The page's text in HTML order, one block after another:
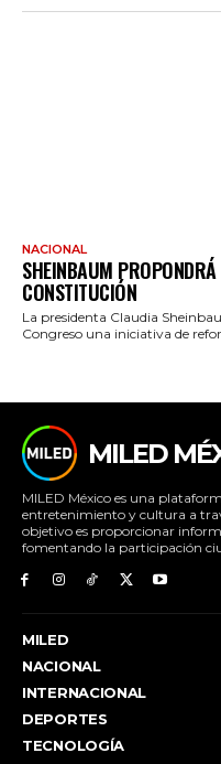
NACIONAL
SHEINBAUM
CONSTITUCIÓN
La presidenta Claudia
Congreso una iniciativa de
MILED
MILED México es una
entretenimiento y cultura a
objetivo es proporcionar
fomentando la participación
MILED
NACIONAL
INTERNACIONAL
DEPORTES
TECNOLOGÍA